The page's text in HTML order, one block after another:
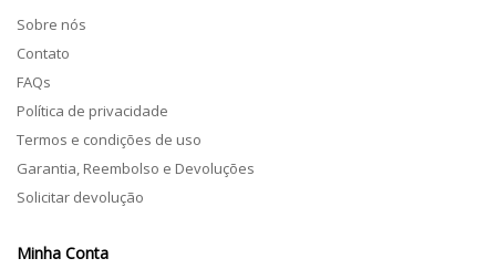
Sobre nós
Contato
FAQs
Política de privacidade
Termos e condições de uso
Garantia, Reembolso e Devoluções
Solicitar devolução
Minha Conta